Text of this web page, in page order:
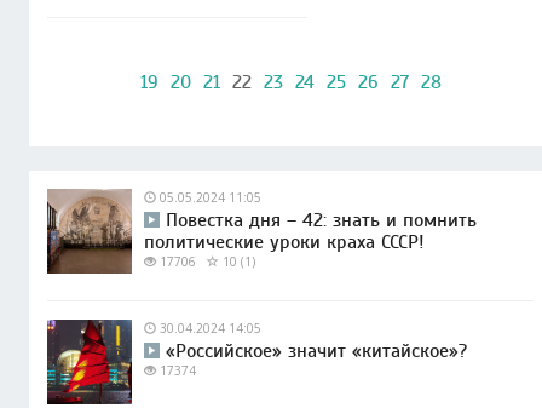
19 20 21 22 23 24 25 26 27 28
05.05.2024 11:05
Повестка дня – 42: знать и помнить
политические уроки краха СССР!
17706 10 (1)
30.04.2024 14:05
«Российское» значит «китайское»?
17374